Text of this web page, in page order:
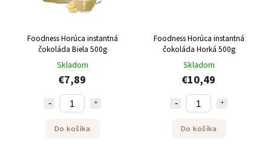
Foodness Horúca instantná
čokoláda Biela 500g
Skladom
€7,89
Do košíka
Foodness Horúca instantná
čokoláda Horká 500g
Skladom
€10,49
Do košíka